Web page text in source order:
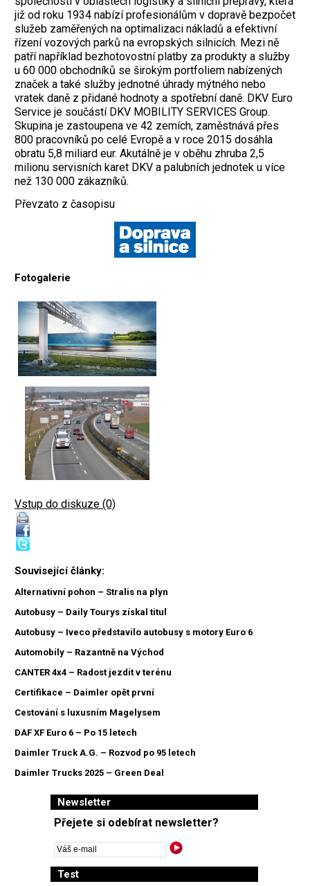
již od roku 1934 nabízí profesionálům v dopravě bezpočet
služeb zaměřených na optimalizaci nákladů a efektivní
řízení vozových parků na evropských silnicích. Mezi ně
patří například bezhotovostní platby za produkty a služby
u 60 000 obchodníků se širokým portfoliem nabízených
značek a také služby jednotné úhrady mýtného nebo
vratek daně z přidané hodnoty a spotřební daně. DKV Euro
Service je součástí DKV MOBILITY SERVICES Group.
Skupina je zastoupena ve 42 zemích, zaměstnává přes
800 pracovníků po celé Evropě a v roce 2015 dosáhla
obratu 5,8 miliard eur. Akutálně je v oběhu zhruba 2,5
milionu servisních karet DKV a palubních jednotek u více
než 130 000 zákazníků.
Převzato z časopisu
Fotogalerie
Vstup do diskuze (0)
Související články:
Alternativní pohon – Stralis na plyn
Autobusy – Daily Tourys získal titul
Autobusy – Iveco představilo autobusy s motory Euro 6
Automobily – Razantně na Východ
CANTER 4x4 – Radost jezdit v terénu
Certifikace – Daimler opět první
Cestování s luxusním Magelysem
DAF XF Euro 6 – Po 15 letech
Daimler Truck A.G. – Rozvod po 95 letech
Daimler Trucks 2025 – Green Deal
Newsletter
Přejete si odebírat newsletter?
Test